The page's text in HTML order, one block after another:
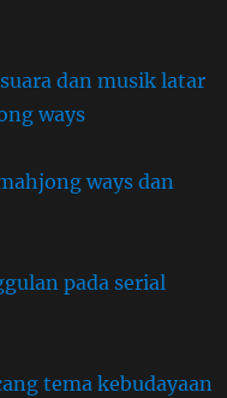
dan musik latar
ways
ways dan
pada serial
tema kebudayaan